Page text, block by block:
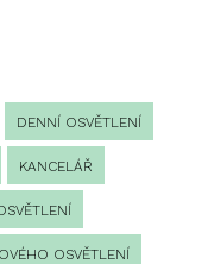
DENNÍ OSVĚTLENÍ
KANCELÁŘ
OSVĚTLENÍ